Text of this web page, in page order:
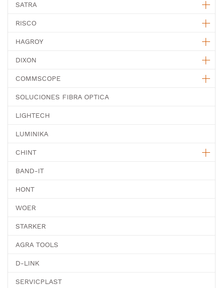
SATRA
RISCO
HAGROY
DIXON
COMMSCOPE
SOLUCIONES FIBRA OPTICA
LIGHTECH
LUMINIKA
CHINT
BAND-IT
HONT
WOER
STARKER
AGRA TOOLS
D-LINK
SERVICPLAST